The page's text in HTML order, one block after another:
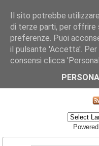
CHI SIAMO LE SEZIONI
ISCRIZIONE
Il sito potrebbe
di terze parti, per offrire
preferenze. Puoi
il pulsante 'Accetta'. Per
consensi clicca